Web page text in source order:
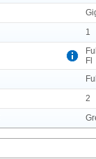
1
Fl
2